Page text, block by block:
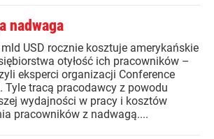
nadwaga
USD rocznie kosztuje amerykańskie
otyłość ich pracowników –
eksperci organizacji Conference
Tyle tracą pracodawcy z powodu
wydajności w pracy i kosztów
pracowników z nadwagą....